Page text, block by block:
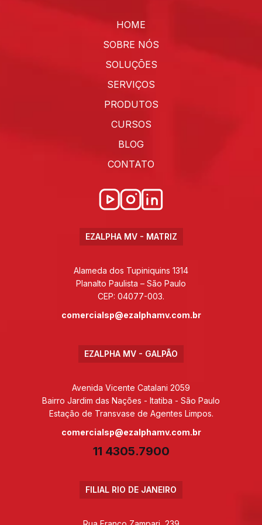
HOME
SOBRE NÓS
SOLUÇÕES
SERVIÇOS
PRODUTOS
CURSOS
BLOG
CONTATO
EZALPHA MV - MATRIZ
Alameda dos Tupiniquins 1314
Planalto Paulista – São Paulo
CEP: 04077-003.
comercialsp@ezalphamv.com.br
EZALPHA MV - GALPÃO
Avenida Vicente Catalani 2059
Bairro Jardim das Nações - Itatiba - São Paulo
Estação de Transvase de Agentes Limpos.
comercialsp@ezalphamv.com.br
11 4305.7900
FILIAL RIO DE JANEIRO